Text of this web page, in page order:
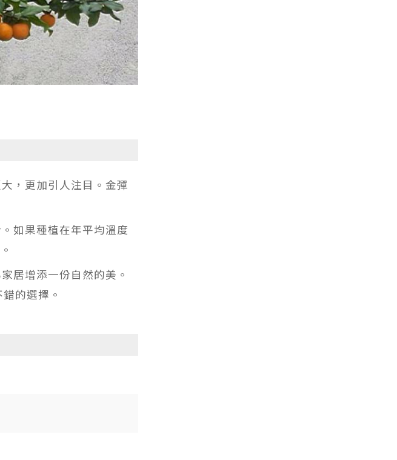
，更加引人注目。金彈
如果種植在年平均溫度
居增添一份自然的美。
的選擇。